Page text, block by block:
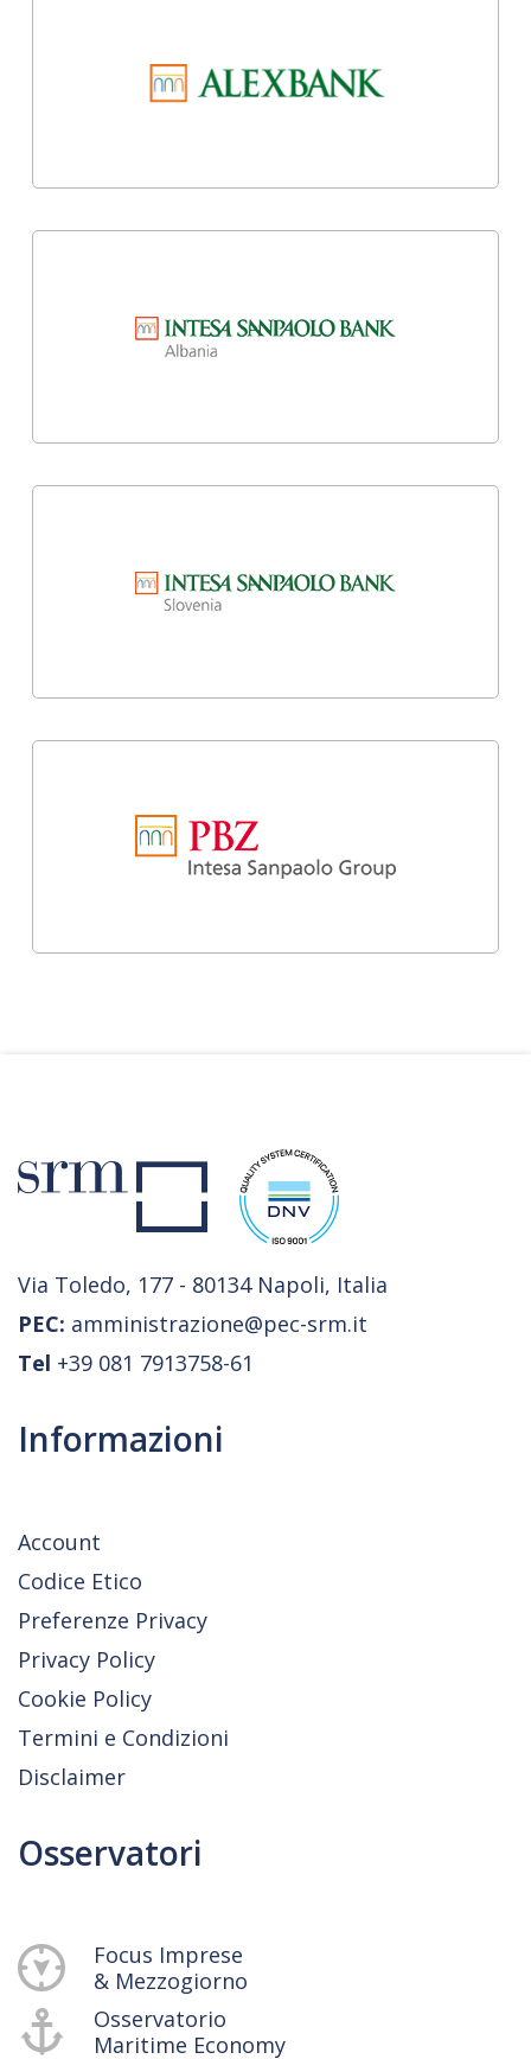
Via Toledo, 177 - 80134 Napoli, Italia
PEC: amministrazione@pec-srm.it
Tel +39 081 7913758-61
Informazioni
Account
Codice Etico
Preferenze Privacy
Privacy Policy
Cookie Policy
Termini e Condizioni
Disclaimer
Osservatori
Focus Imprese
& Mezzogiorno
Osservatorio
Maritime Economy